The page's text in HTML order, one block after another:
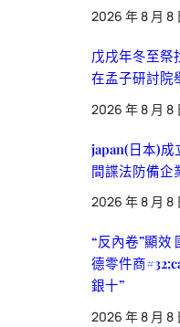
2026 年 8 月 8
戊戌年冬至祭
在孟子研討院
2026 年 8 月 8
japan(日本)成
間諜法防備企
2026 年 8 月 8
“反內卷”顯效
德零件商
銀十”
2026 年 8 月 8